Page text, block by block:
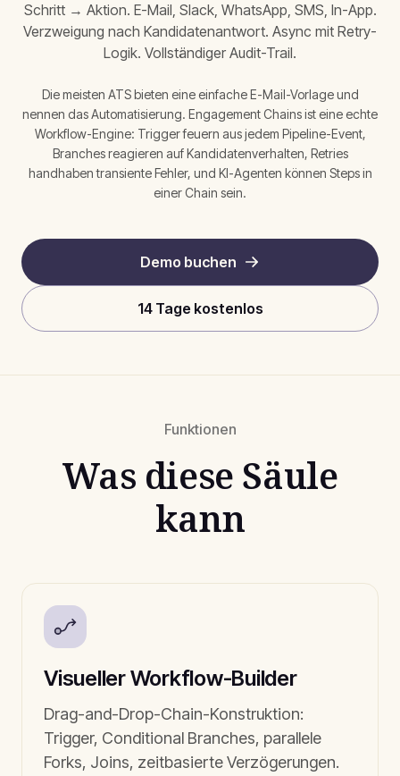
Schritt → Aktion. E-Mail, Slack, WhatsApp, SMS, In-App.
Verzweigung nach Kandidatenantwort. Async mit Retry-
Logik. Vollständiger Audit-Trail.
Die meisten ATS bieten eine einfache E-Mail-Vorlage und
nennen das Automatisierung. Engagement Chains ist eine echte
Workflow-Engine: Trigger feuern aus jedem Pipeline-Event,
Branches reagieren auf Kandidatenverhalten, Retries
handhaben transiente Fehler, und KI-Agenten können Steps in
einer Chain sein.
Demo buchen
14 Tage kostenlos
Funktionen
Was diese Säule
kann
Visueller Workflow-Builder
Drag-and-Drop-Chain-Konstruktion:
Trigger, Conditional Branches, parallele
Forks, Joins, zeitbasierte Verzögerungen.